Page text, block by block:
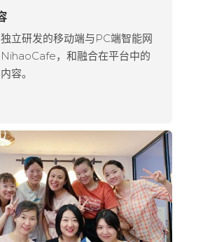
立研发的移动端与PC端智能网
，和融合在平台中的
容。